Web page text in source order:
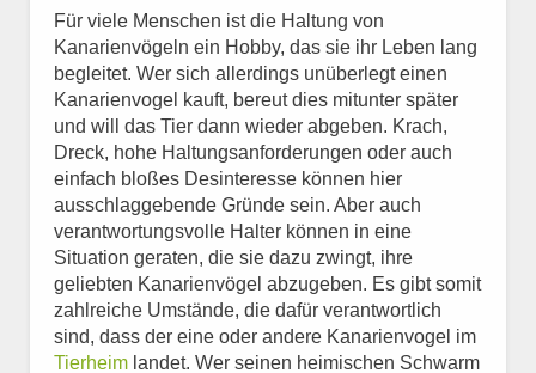
Für viele Menschen ist die Haltung von
Kanarienvögeln ein Hobby, das sie ihr Leben lang
begleitet. Wer sich allerdings unüberlegt einen
Kanarienvogel kauft, bereut dies mitunter später
und will das Tier dann wieder abgeben. Krach,
Dreck, hohe Haltungsanforderungen oder auch
einfach bloßes Desinteresse können hier
ausschlaggebende Gründe sein. Aber auch
verantwortungsvolle Halter können in eine
Situation geraten, die sie dazu zwingt, ihre
geliebten Kanarienvögel abzugeben. Es gibt somit
zahlreiche Umstände, die dafür verantwortlich
sind, dass der eine oder andere Kanarienvogel im
Tierheim landet. Wer seinen heimischen Schwarm